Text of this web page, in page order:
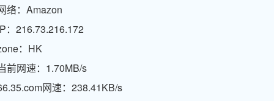
络：Amazon
：216.73.216.172
：HK
前网速：1.70MB/s
网速：238.41KB/s